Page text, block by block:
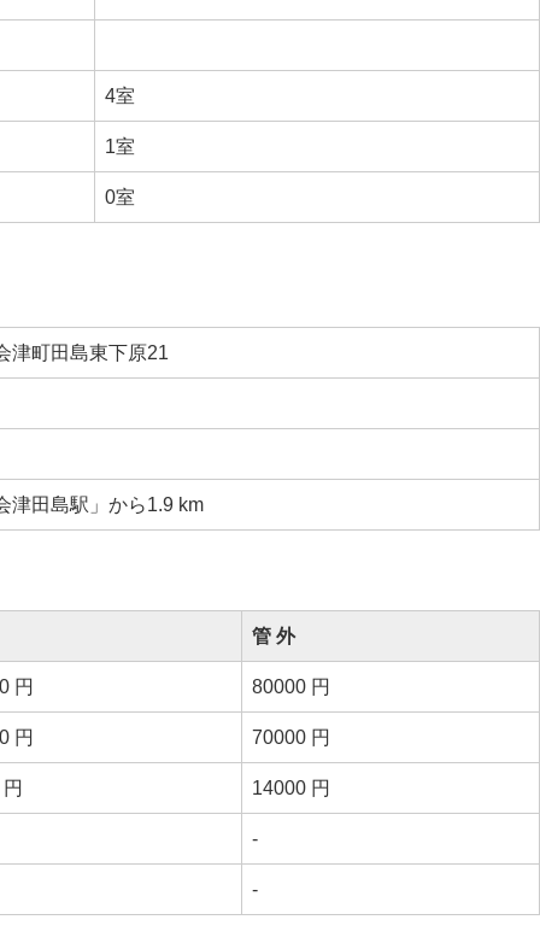
4室
1室
0室
津町田島東下原21
津田島駅」から1.9 km
管 外
円 80000 円
円 70000 円
14000 円
-
-